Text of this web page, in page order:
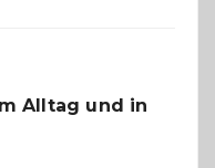
Alltag und in